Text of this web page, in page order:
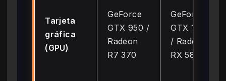
Tarjeta
gráfica
(GPU)
GeForce
GTX 950 /
Radeon
R7 370
GeForce
GTX 1060
/ Radeon
RX 580